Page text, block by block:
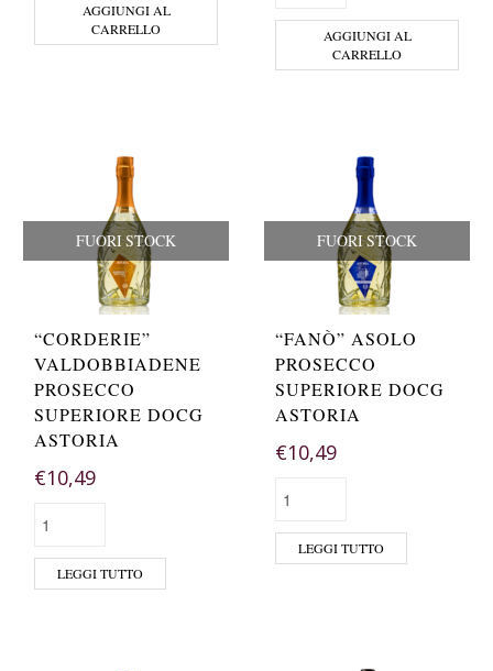
AGGIUNGI AL
CARRELLO
AGGIUNGI AL
CARRELLO
FUORI STOCK
“CORDERIE”
VALDOBBIADENE
PROSECCO
SUPERIORE DOCG
ASTORIA
€10,49
LEGGI TUTTO
FUORI STOCK
“FANÒ” ASOLO
PROSECCO
SUPERIORE DOCG
ASTORIA
€10,49
LEGGI TUTTO